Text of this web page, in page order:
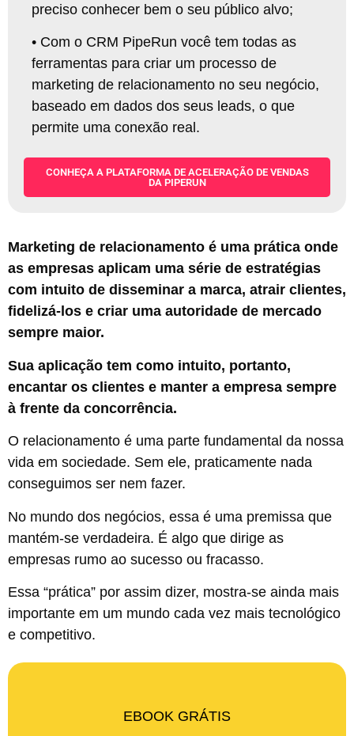
preciso conhecer bem o seu público alvo;
• Com o CRM PipeRun você tem todas as
ferramentas para criar um processo de
marketing de relacionamento no seu negócio,
baseado em dados dos seus leads, o que
permite uma conexão real.
CONHEÇA A PLATAFORMA DE ACELERAÇÃO DE VENDAS
DA PIPERUN
Marketing de relacionamento é uma prática onde
as empresas aplicam uma série de estratégias
com intuito de disseminar a marca, atrair clientes,
fidelizá-los e criar uma autoridade de mercado
sempre maior.
Sua aplicação tem como intuito, portanto,
encantar os clientes e manter a empresa sempre
à frente da concorrência.
O relacionamento é uma parte fundamental da nossa
vida em sociedade. Sem ele, praticamente nada
conseguimos ser nem fazer.
No mundo dos negócios, essa é uma premissa que
mantém-se verdadeira. É algo que dirige as
empresas rumo ao sucesso ou fracasso.
Essa “prática” por assim dizer, mostra-se ainda mais
importante em um mundo cada vez mais tecnológico
e competitivo.
EBOOK GRÁTIS